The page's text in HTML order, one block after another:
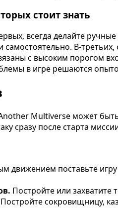
стоит знать
всегда делайте
В-
с высоким порогом
в игре решаются
Multiverse может
сразу после старта
движением поставьте
Постройте или захватите
Постройте сокровищницу,